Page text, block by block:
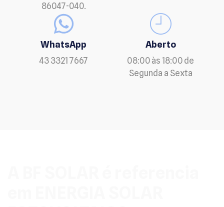
86047-040.
WhatsApp
43 3321 7667
Aberto
08:00 às 18:00 de
Segunda a Sexta